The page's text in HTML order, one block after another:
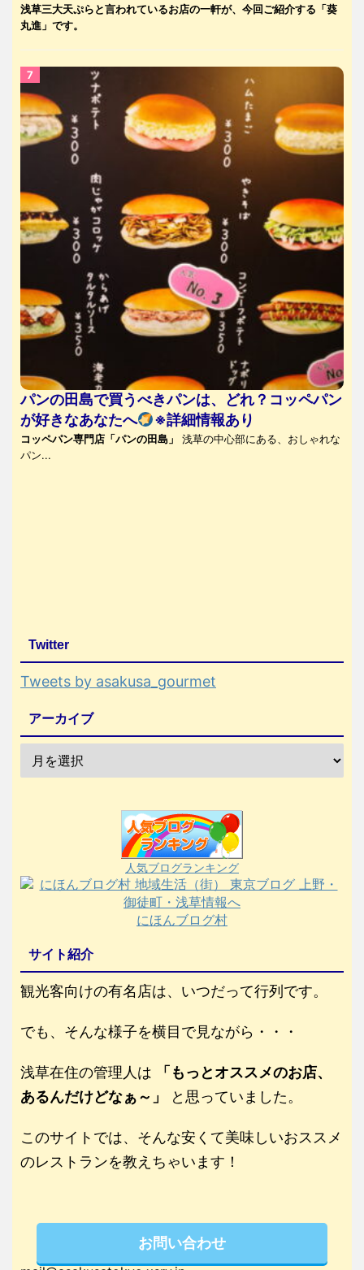
浅草三大天ぷらと言われているお店の一軒が、今回ご紹介する「葵
丸進」です。
パンの田島で買うべきパンは、どれ？コッペパン
が好きなあなたへ
※詳細情報あり
コッペパン専門店「パンの田島」
浅草の中心部にある、おしゃれな
パン...
Twitter
Tweets by asakusa_gourmet
アーカイブ
人気ブログランキング
にほんブログ村
サイト紹介
観光客向けの有名店は、いつだって行列です。
でも、そんな様子を横目で見ながら・・・
浅草在住の管理人は
「もっとオススメのお店、
あるんだけどなぁ～」
と思っていました。
このサイトでは、そんな安くて美味しいおススメ
のレストランを教えちゃいます！
お問い合わせ